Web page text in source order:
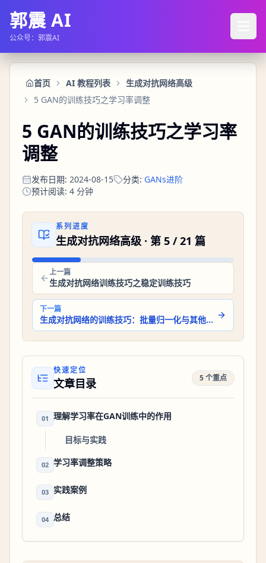
郭震 AI
公众号：郭震AI
首页 AI 教程列表
生成对抗网络高级
5 GAN的训练技巧之学习率调整
5 GAN的训练技巧之学习率
调整
发布日期: 2024-08-15 分类: GANs进阶
预计阅读: 4 分钟
系列进度
生成对抗网络高级 · 第 5 /21 篇
上一篇
生成对抗网络训练技巧之稳定训练技巧
下一篇
生成对抗网络的训练技巧：批量归一化与其他正则化技术
快速定位
文章目录 5 个重点
01 理解学习率在GAN训练中的作用
目标与实践
02 学习率调整策略
03 实践案例
04 总结